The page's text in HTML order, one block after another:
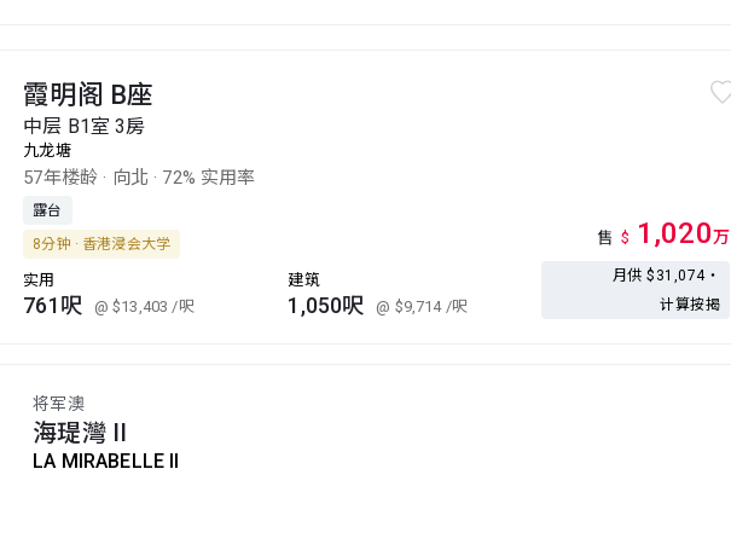
霞明阁 B座
中层 B1室 3房
九龙塘
57年楼龄 · 向北 · 72% 实用率
露台
8分钟 · 香港浸会大学
实用
761呎 @ $13,403 /呎
建筑
1,050呎 @ $9,714 /呎
售 $ 1,020万
月供 $31,074・
计算按揭
将军澳
海瑅灣 II
LA MIRABELLE II